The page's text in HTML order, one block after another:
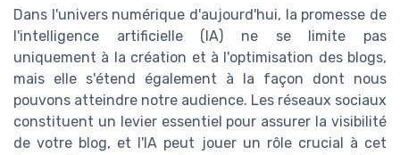
Dans l'univers numérique d'aujourd'hui, la promesse de
l'intelligence artificielle (IA) ne se limite pas
uniquement à la création et à l'optimisation des blogs,
mais elle s'étend également à la façon dont nous
pouvons atteindre notre audience. Les réseaux sociaux
constituent un levier essentiel pour assurer la visibilité
de votre blog, et l'IA peut jouer un rôle crucial à cet